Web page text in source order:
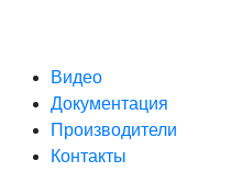
Видео
Документация
Производители
Контакты